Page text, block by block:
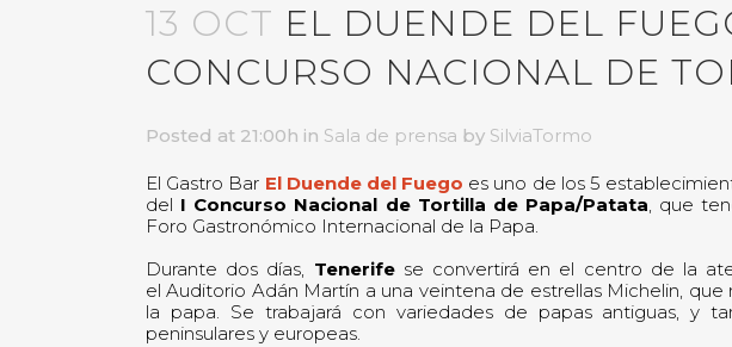
13 OCT EL DUENDE DEL
CONCURSO NACIONAL DE
Posted at 21:00h in Sala de prensa by SilviaTormo
El Gastro Bar El Duende del Fuego es uno de los 5
del I Concurso Nacional de Tortilla de Papa/Patata, que
Foro Gastronómico Internacional de la Papa.
Durante dos días, Tenerifese convertirá en el centro de la
el Auditorio Adán Martín a una veintena de estrellas Michelin, que
la papa. Se trabajará con variedades de papas antiguas, y
peninsulares y europeas.